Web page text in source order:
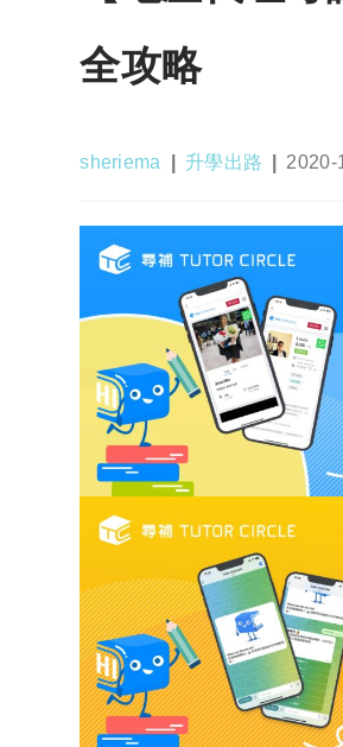
全攻略
Post
sheriema
Post
升學出路
Post
2020-